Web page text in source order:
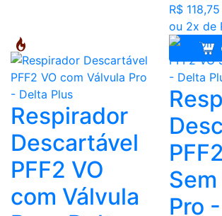
R$ 118,75
ou 2x de
Respirador
Descartável
PFF2 VO
com Válvula
Pro